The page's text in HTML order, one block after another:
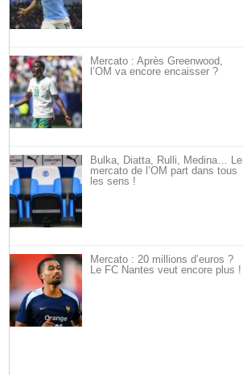
Mercato : Après Greenwood,
l’OM va encore encaisser ?
Bulka, Diatta, Rulli, Medina… Le
mercato de l’OM part dans tous
les sens !
Mercato : 20 millions d’euros ?
Le FC Nantes veut encore plus !